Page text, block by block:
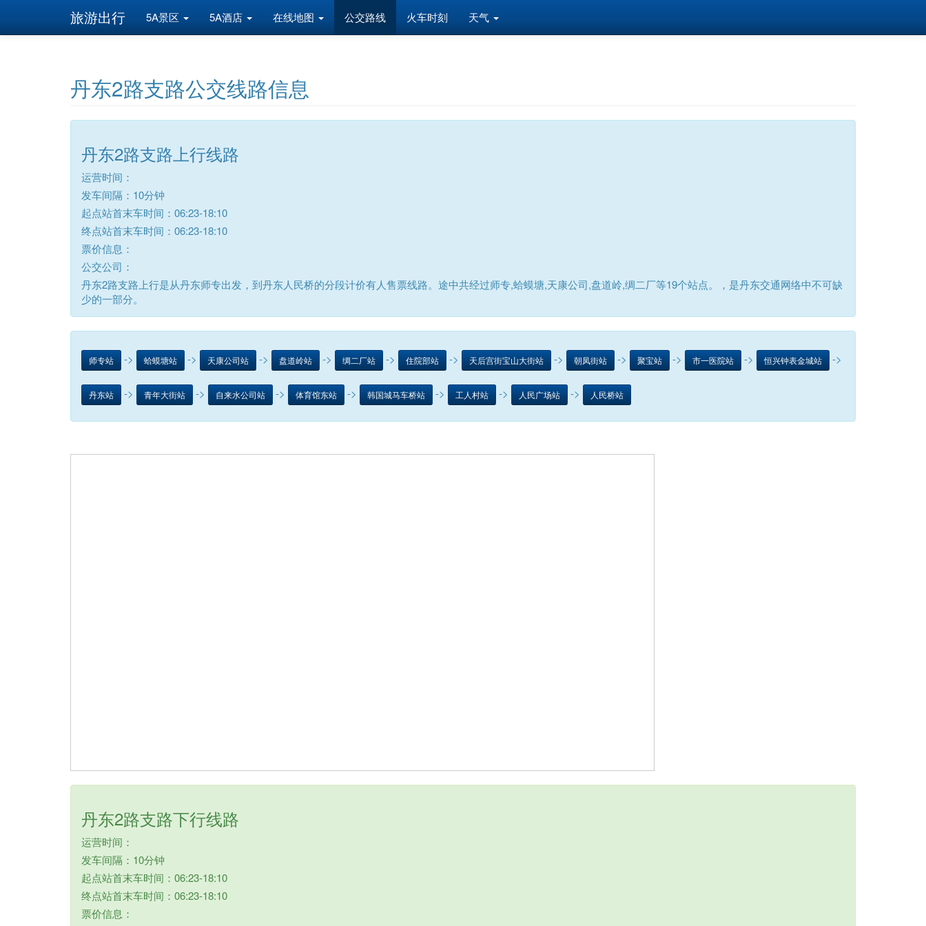
旅游出行 5A景区 5A酒店 在线地图 公交路线 火车时刻 天气
丹东2路支路公交线路信息
丹东2路支路上行线路
运营时间：
发车间隔：10分钟
起点站首末车时间：06:23-18:10
终点站首末车时间：06:23-18:10
票价信息：
公交公司：
丹东2路支路上行是从丹东师专出发，到丹东人民桥的分段计价有人售票线路。途中共经过师专,蛤蟆塘,天康公司,盘道岭,绸二厂等19个站点。，是丹东交通网络中不可缺
少的一部分。
师专站 -> 蛤蟆塘站 -> 天康公司站 -> 盘道岭站 -> 绸二厂站 -> 住院部站 -> 天后宫街宝山大街站 -> 朝凤街站 -> 聚宝站 -> 市一医院站 -> 恒兴钟表金城站 ->
丹东站 -> 青年大街站 -> 自来水公司站 -> 体育馆东站 -> 韩国城马车桥站 -> 工人村站 -> 人民广场站 -> 人民桥站
丹东2路支路下行线路
运营时间：
发车间隔：10分钟
起点站首末车时间：06:23-18:10
终点站首末车时间：06:23-18:10
票价信息：